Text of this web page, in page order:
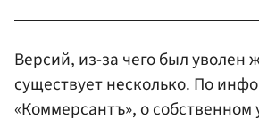
Версий, из-за чего был уволен
существует несколько. По
«Коммерсантъ», о собственном